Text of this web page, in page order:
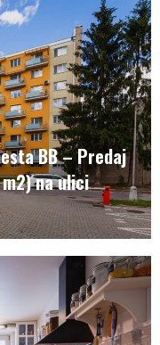
BB – Predaj
na ulici